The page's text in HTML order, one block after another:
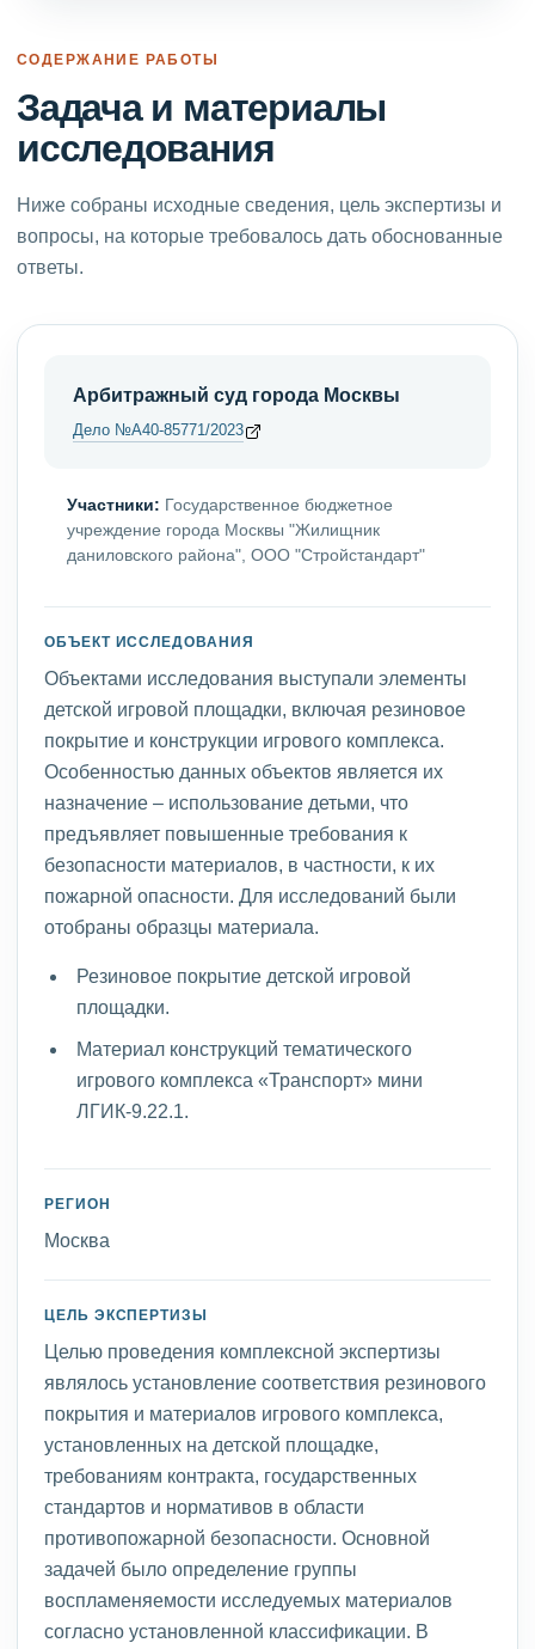
СОДЕРЖАНИЕ РАБОТЫ
Задача и материалы
исследования
Ниже собраны исходные сведения, цель экспертизы и
вопросы, на которые требовалось дать обоснованные
ответы.
Арбитражный суд города Москвы
Дело №А40-85771/2023
Участники: Государственное бюджетное
учреждение города Москвы "Жилищник
даниловского района", ООО "Стройстандарт"
ОБЪЕКТ ИССЛЕДОВАНИЯ
Объектами исследования выступали элементы
детской игровой площадки, включая резиновое
покрытие и конструкции игрового комплекса.
Особенностью данных объектов является их
назначение – использование детьми, что
предъявляет повышенные требования к
безопасности материалов, в частности, к их
пожарной опасности. Для исследований были
отобраны образцы материала.
Резиновое покрытие детской игровой
площадки.
Материал конструкций тематического
игрового комплекса «Транспорт» мини
ЛГИК-9.22.1.
РЕГИОН
Москва
ЦЕЛЬ ЭКСПЕРТИЗЫ
Целью проведения комплексной экспертизы
являлось установление соответствия резинового
покрытия и материалов игрового комплекса,
установленных на детской площадке,
требованиям контракта, государственных
стандартов и нормативов в области
противопожарной безопасности. Основной
задачей было определение группы
воспламеняемости исследуемых материалов
согласно установленной классификации. В